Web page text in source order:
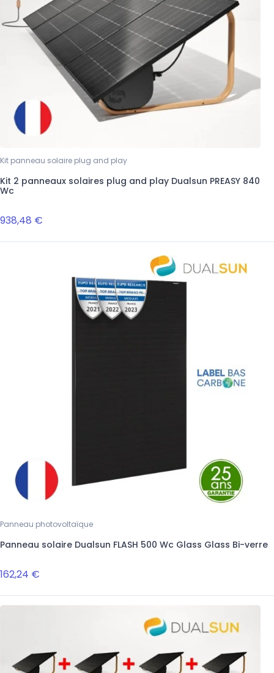
Kit panneau solaire plug and play
Kit 2 panneaux solaires plug and play Dualsun PREASY 840
Wc
938,48 €
Panneau photovoltaïque
Panneau solaire Dualsun FLASH 500 Wc Glass Glass Bi-verre
162,24 €